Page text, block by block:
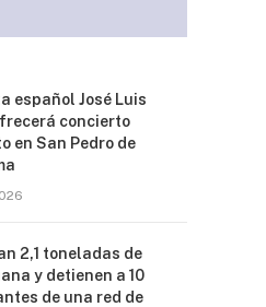
español José Luis
concierto
en San Pedro de
2,1 toneladas de
y detienen a 10
de una red de